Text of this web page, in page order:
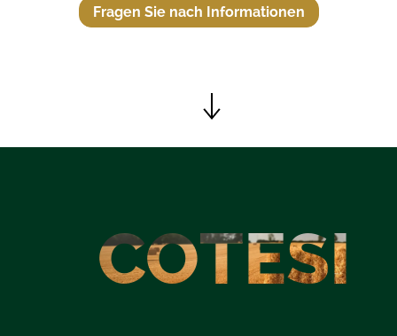
Fragen Sie nach Informationen
COTESI